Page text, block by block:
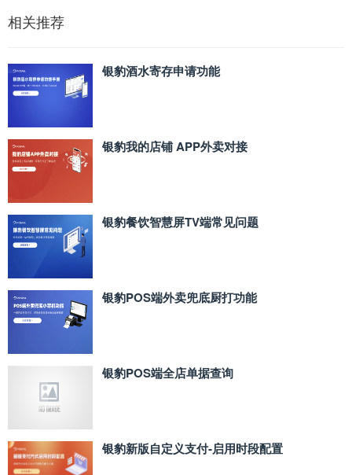
相关推荐
银豹酒水寄存申请功能
银豹我的店铺 APP外卖对接
银豹餐饮智慧屏TV端常见问题
银豹POS端外卖兜底厨打功能
银豹POS端全店单据查询
银豹新版自定义支付‑启用时段配置